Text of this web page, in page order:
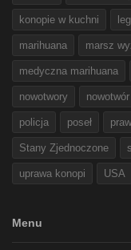
konopie w kuchni
marihuana marsz
medyczna marihuana
nowotwory nowotwór
policja poseł
Stany Zjednoczone
uprawa konopi USA
Menu